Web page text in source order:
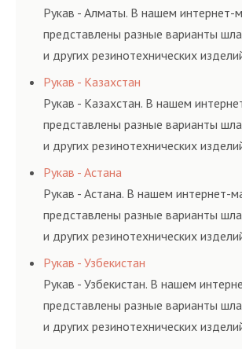
долговременного
комплексного
обслуживания
шлангов
Рукав - Алматы. В нашем интернет-
представлены разные варианты
и других резинотехнических
соответствующих ГОСТам,
и нормативам.
Рукав - Казахстан
Рукав - Казахстан. В нашем
представлены разные варианты
и других резинотехнических
соответствующих ГОСТам,
и нормативам.
Рукав - Астана
Рукав - Астана. В нашем интернет-
представлены разные варианты
и других резинотехнических
соответствующих ГОСТам,
и нормативам.
Рукав - Узбекистан
Рукав - Узбекистан. В нашем
представлены разные варианты
и других резинотехнических